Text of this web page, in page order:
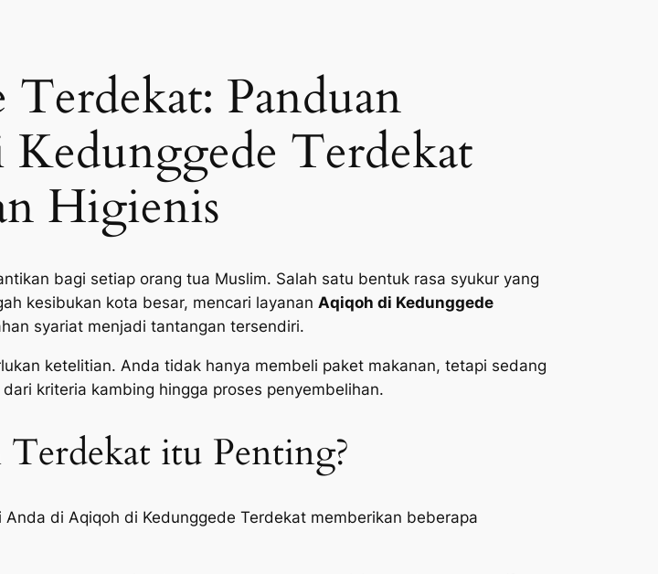
Panduan
Terdekat
Higienis
bagi setiap orang tua Muslim. Salah satu bentuk rasa syukur yang
kesibukan kota besar, mencari layanan Aqiqoh di Kedunggede
syariat menjadi tantangan tersendiri.
ketelitian. Anda tidak hanya membeli paket makanan, tetapi sedang
kriteria kambing hingga proses penyembelihan.
itu Penting?
di Aqiqoh di Kedunggede Terdekat memberikan beberapa